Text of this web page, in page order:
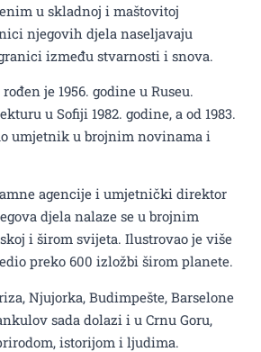
u skladnoj i maštovitoj
njegovih djela naseljavaju
između stvarnosti i snova.
je 1956. godine u Ruseu.
u Sofiji 1982. godine, a od 1983.
umjetnik u brojnim novinama i
agencije i umjetnički direktor
djela nalaze se u brojnim
i širom svijeta. Ilustrovao je više
preko 600 izložbi širom planete.
Njujorka, Budimpešte, Barselone
sada dolazi i u Crnu Goru,
istorijom i ljudima.